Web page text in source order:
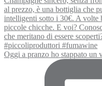
Oggi a pranzo ho stappato un